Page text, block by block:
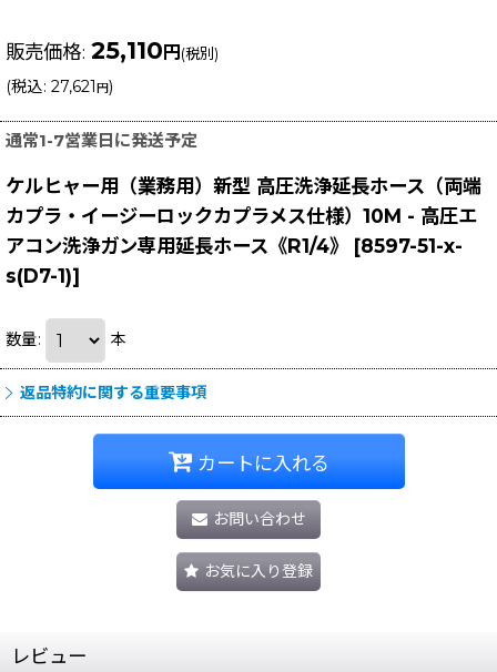
販売価格: 25,110 円 (税別)
(税込: 27,621円)
通常1-7営業日に発送予定
ケルヒャー用（業務用）新型 高圧洗浄延長ホース（両端
カプラ・イージーロックカプラメス仕様）10M - 高圧エ
アコン洗浄ガン専用延長ホース《R1/4》
[8597-51-x-
s(D7-1)]
数量: 本
返品特約に関する重要事項
カートに入れる
お問い合わせ
お気に入り登録
レビュー